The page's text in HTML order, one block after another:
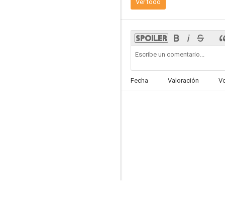
Ver todo
Fecha Valoración